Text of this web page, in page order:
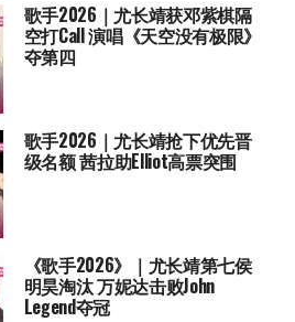
歌手2026｜尤长靖获邓紫棋隔
空打Call 演唱《天空没有极限》
夺第四
歌手2026｜尤长靖抢下优先晋
级名额 茜拉助Elliot高票突围
《歌手2026》｜尤长靖第七侯
明昊淘汰 万妮达击败John
Legend夺冠